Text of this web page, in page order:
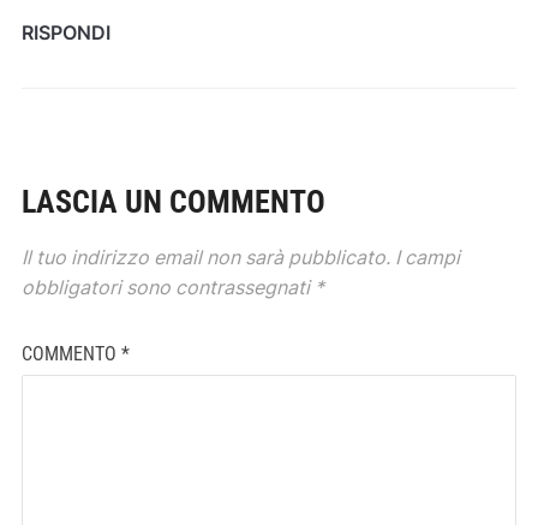
RISPONDI
LASCIA UN COMMENTO
Il tuo indirizzo email non sarà pubblicato. I campi
obbligatori sono contrassegnati *
COMMENTO *